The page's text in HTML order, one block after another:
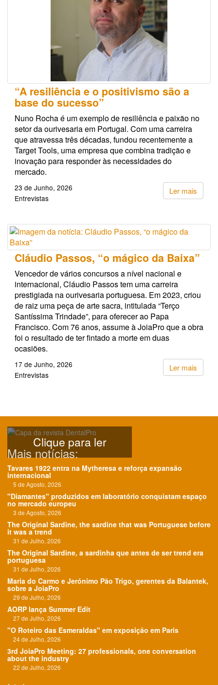
“A resiliência e o positivismo são a
base do sucesso”
Nuno Rocha é um exemplo de resiliência e paixão no
setor da ourivesaria em Portugal. Com uma carreira
que atravessa três décadas, fundou recentemente a
Target Tools, uma empresa que combina tradição e
inovação para responder às necessidades do
mercado.
Ler mais
23 de Junho, 2026
Entrevistas
Cláudio Passos, “o mágico da Baixa”
Vencedor de vários concursos a nível nacional e
internacional, Cláudio Passos tem uma carreira
prestigiada na ourivesaria portuguesa. Em 2023, criou
de raiz uma peça de arte sacra, intitulada “Terço
Santíssima Trindade”, para oferecer ao Papa
Francisco. Com 76 anos, assume à JoiaPro que a obra
foi o resultado de ter fintado a morte em duas
ocasiões.
Ler mais
17 de Junho, 2026
Entrevistas
Clique para ler
Mais notícias:
Tavares 1922 entra na Mytheresa e reforça expansão
internacional
5 de Agosto, 2026
"Diamantes" produzidos em laboratório conquistam espaço
no mercado europeu
3 de Agosto, 2026
The Original Sardine, the sardine that was Portuguese before
it was a trend
31 de Julho, 2026
The Original Sardine, a sardinha que antes de ser trend era
portuguesa
31 de Julho, 2026
Maria do Carmo e Jerónimo Pão Trigo, gerentes da Balantek,
sobre a JoiaPro
29 de Julho, 2026
AORP lança Summer Edit
27 de Julho, 2026
"O Roteiro das Esmeraldas" em exposição em Paris
24 de Julho, 2026
3rd JoiaPro Meeting: 27 professionals, one conversation
about the industry
22 de Julho, 2026